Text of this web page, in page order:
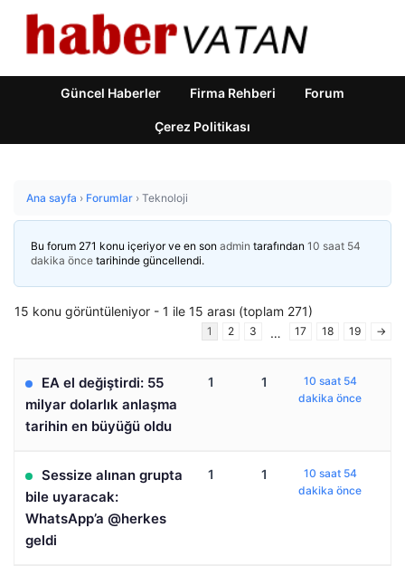
Güncel Haberler Firma Rehberi Forum
Çerez Politikası
Ana sayfa › Forumlar › Teknoloji
Bu forum 271 konu içeriyor ve en son admin tarafından 10 saat 54
dakika önce tarihinde güncellendi.
15 konu görüntüleniyor - 1 ile 15 arası (toplam 271)
1 2 3 … 17 18 19 →
EA el değiştirdi: 55
milyar dolarlık anlaşma
tarihin en büyüğü oldu
1 1
10 saat 54
dakika önce
Sessize alınan grupta
bile uyaracak:
WhatsApp’a @herkes
geldi
1 1
10 saat 54
dakika önce